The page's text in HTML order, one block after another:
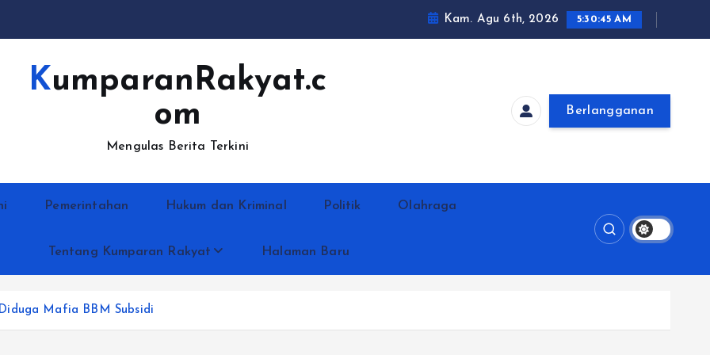
Kam. Agu 6th, 2026 5:30:46 AM
KumparanRakyat.c
om
Mengulas Berita Terkini
Berlangganan
Pemerintahan Hukum dan Kriminal Politik Olahraga
Tentang Kumparan Rakyat Halaman Baru
Mafia BBM Subsidi